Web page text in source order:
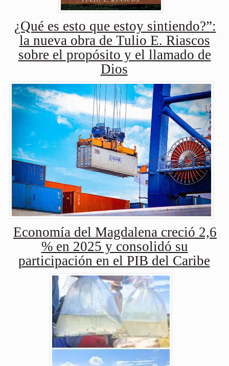
¿Qué es esto que estoy sintiendo?”:
la nueva obra de Tulio E. Riascos
sobre el propósito y el llamado de
Dios
Economía del Magdalena creció 2,6
% en 2025 y consolidó su
participación en el PIB del Caribe